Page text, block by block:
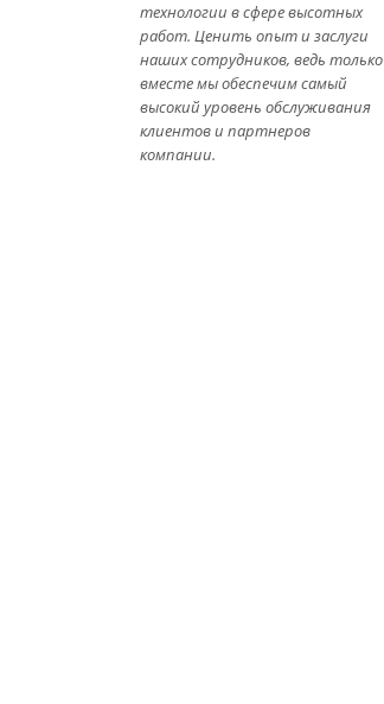
технологии в сфере высотных
работ. Ценить опыт и заслуги
наших сотрудников, ведь только
вместе мы обеспечим самый
высокий уровень обслуживания
клиентов и партнеров
компании.